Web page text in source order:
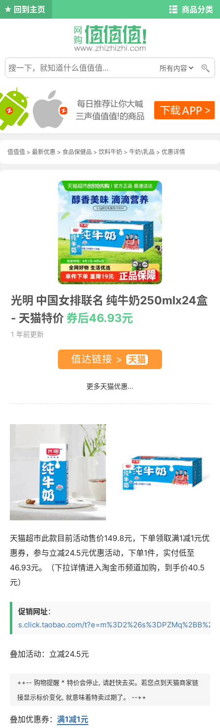
回到主页 商品分类
值值值 > 最新优惠 > 食品保健品 > 饮料牛奶 > 牛奶\乳品 > 优惠详情
光明 中国女排联名 纯牛奶250mlx24盒
- 天猫特价 券后46.93元
1 年前更新
值达链接 >
更多天猫优惠...
天猫超市此款目前活动售价149.8元，下单领取满1减1元优
惠券，参与立减24.5元优惠活动，下单1件，实付低至
46.93元。（下拉详情进入淘金币频道加购，到手价40.5
元）
促销网址：
s.click.taobao.com/
叠加活动：立减24.5元
++-- 购物提醒 * 特价会停止, 请赶快去买。若您点到天猫商家链
接显示标价变化, 就意味着特卖过期了。 --++
叠加优惠券： 满1减1元